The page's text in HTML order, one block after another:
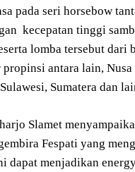
pada seri horsebow
kecepatan tinggi
lomba tersebut dari
propinsi antara lain, Nusa
Sumatera dan
Slamet
Fespati yang
dapat menjadikan